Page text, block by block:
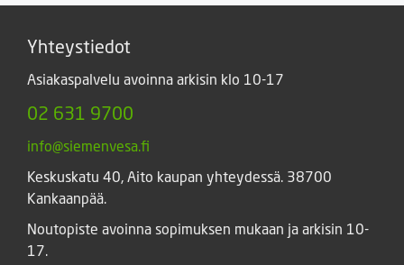
Yhteystiedot
Asiakaspalvelu avoinna arkisin klo 10-17
02 631 9700
info@siemenvesa.fi
Keskuskatu 40, Aito kaupan yhteydessä. 38700
Kankaanpää.
Noutopiste avoinna sopimuksen mukaan ja arkisin 10-
17.